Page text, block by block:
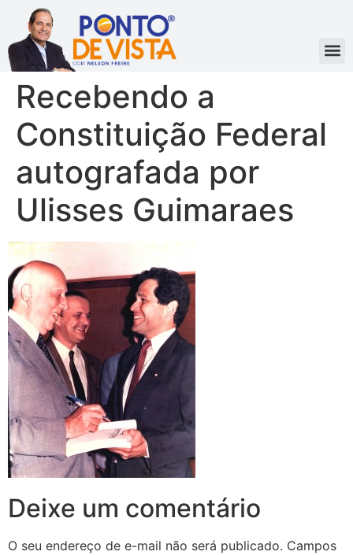
Recebendo a
Constituição Federal
autografada por
Ulisses Guimaraes
Deixe um comentário
O seu endereço de e-mail não será publicado. Campos